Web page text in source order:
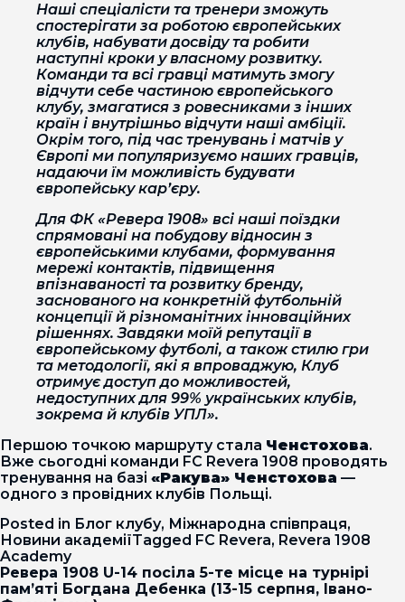
Наші спеціалісти та тренери зможуть
спостерігати за роботою європейських
клубів, набувати досвіду та робити
наступні кроки у власному розвитку.
Команди та всі гравці матимуть змогу
відчути себе частиною європейського
клубу, змагатися з ровесниками з інших
країн і внутрішньо відчути наші амбіції.
Окрім того, під час тренувань і матчів у
Європі ми популяризуємо наших гравців,
надаючи їм можливість будувати
європейську кар’єру.
Для ФК «Ревера 1908» всі наші поїздки
спрямовані на побудову відносин з
європейськими клубами, формування
мережі контактів, підвищення
впізнаваності та розвитку бренду,
заснованого на конкретній футбольній
концепції й різноманітних інноваційних
рішеннях. Завдяки моїй репутації в
європейському футболі, а також стилю гри
та методології, які я впроваджую, Клуб
отримує доступ до можливостей,
недоступних для 99% українських клубів,
зокрема й клубів УПЛ».
Першою точкою маршруту стала Ченстохова.
Вже сьогодні команди FC Revera 1908 проводять
тренування на базі «Ракува» Ченстохова —
одного з провідних клубів Польщі.
Posted in Блог клубу, Міжнародна співпраця,
Новини академіїTagged FC Revera, Revera 1908
Academy
Ревера 1908 U-14 посіла 5-те місце на турнірі
пам’яті Богдана Дебенка (13-15 серпня, Івано-